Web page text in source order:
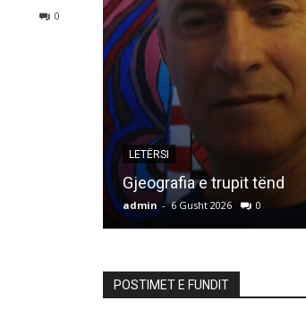
0
LETËRSI
Gjeografia e trupit tënd
admin - 6 Gusht 2026 0
POSTIMET E FUNDIT